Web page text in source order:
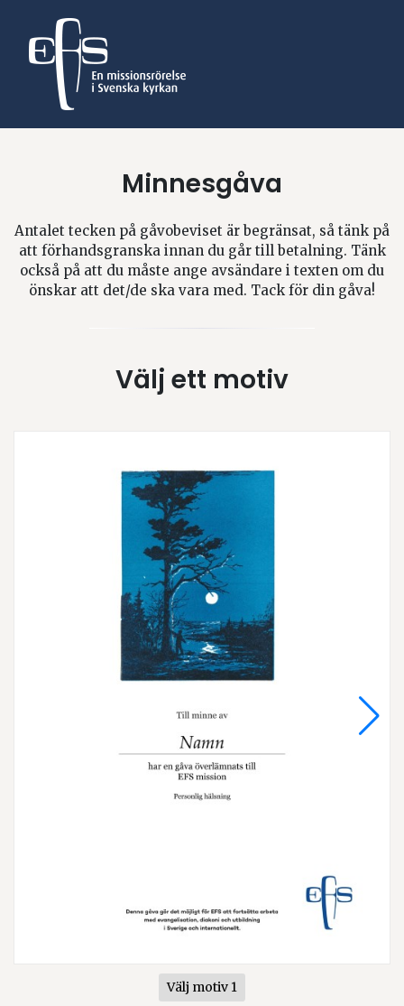
Minnesgåva
Antalet tecken på gåvobeviset är begränsat, så tänk på
att förhandsgranska innan du går till betalning. Tänk
också på att du måste ange avsändare i texten om du
önskar att det/de ska vara med. Tack för din gåva!
Välj ett motiv
Välj motiv 1